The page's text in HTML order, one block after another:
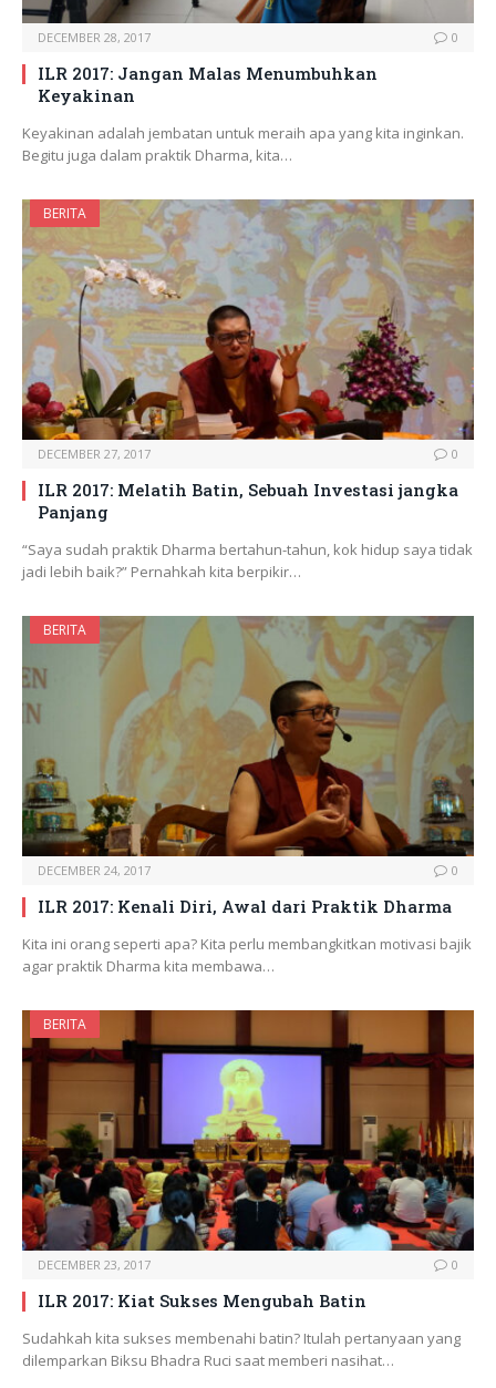
DECEMBER 28, 2017 0
ILR 2017: Jangan Malas Menumbuhkan
Keyakinan
Keyakinan adalah jembatan untuk meraih apa yang kita inginkan.
Begitu juga dalam praktik Dharma, kita…
BERITA
DECEMBER 27, 2017 0
ILR 2017: Melatih Batin, Sebuah Investasi jangka
Panjang
“Saya sudah praktik Dharma bertahun-tahun, kok hidup saya tidak
jadi lebih baik?” Pernahkah kita berpikir…
BERITA
DECEMBER 24, 2017 0
ILR 2017: Kenali Diri, Awal dari Praktik Dharma
Kita ini orang seperti apa? Kita perlu membangkitkan motivasi bajik
agar praktik Dharma kita membawa…
BERITA
DECEMBER 23, 2017 0
ILR 2017: Kiat Sukses Mengubah Batin
Sudahkah kita sukses membenahi batin? Itulah pertanyaan yang
dilemparkan Biksu Bhadra Ruci saat memberi nasihat…